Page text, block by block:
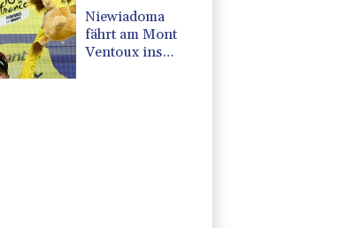
Niewiadoma
fährt am Mont
Ventoux ins